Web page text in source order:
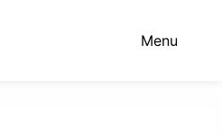
Menu